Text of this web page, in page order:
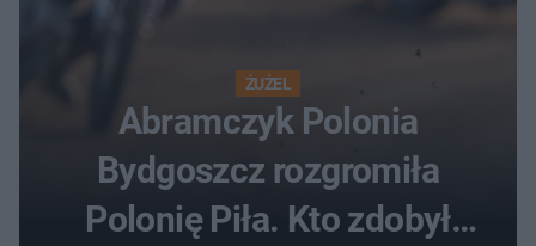
ŻUŻEL
Abramczyk Polonia
Bydgoszcz rozgromiła
Polonię Piła. Kto zdobył